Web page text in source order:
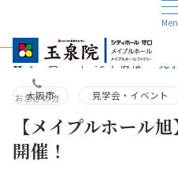
お急ぎの方
ホーム イベント情報 見
大阪市 見学会・イベント
【メイプルホール
開催！